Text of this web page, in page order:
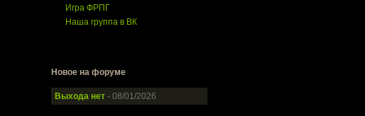
Игра ФРПГ
Наша группа в ВК
Новое на форуме
Выхода нет - 08/01/2026